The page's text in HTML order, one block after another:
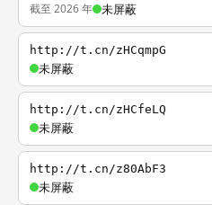
截至 2026 年 未屏蔽
http://t.cn/zHCqmpG
未屏蔽
http://t.cn/zHCfeLQ
未屏蔽
http://t.cn/z80AbF3
未屏蔽